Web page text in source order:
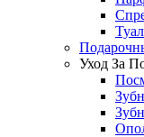
Уход За